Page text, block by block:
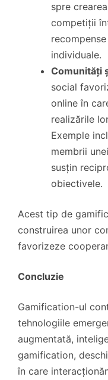
spre
competiții
individuale.
Comunități
social
online în
realizările
Exemple
membrii
susțin
obiectivele.
Acest tip de
construirea unor
favorizeze
Concluzie
Gamification-ul
tehnologiile
augmentată,
gamification,
în care